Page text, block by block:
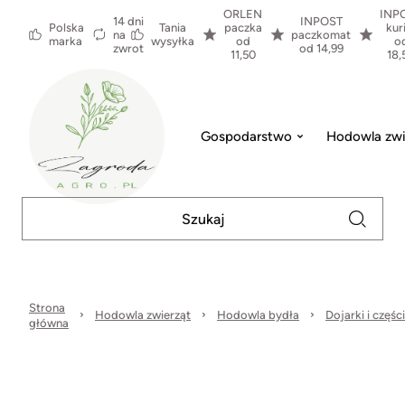
Polska
marka
14 dni
na
zwrot
Tania
wysyłka
ORLEN
paczka
od
11,50
INPOST
paczkomat
od 14,99
Gospodarstwo Hodowla
Strona
główna
Hodowla zwierząt Hodowla bydła Dojarki i